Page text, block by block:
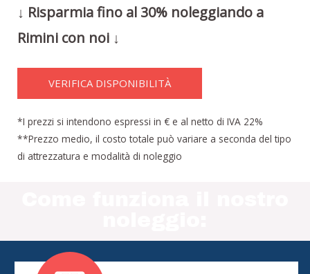
↓ Risparmia fino al 30% noleggiando a
Rimini con noi ↓
VERIFICA DISPONIBILITÀ
*I prezzi si intendono espressi in € e al netto di IVA 22%
**Prezzo medio, il costo totale può variare a seconda del tipo
di attrezzatura e modalità di noleggio